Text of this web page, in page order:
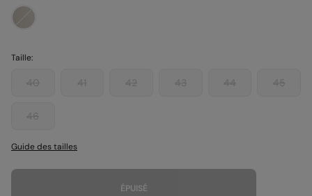
Taille:
40 41 42 43 44 45
46
Guide des tailles
ÉPUISÉ